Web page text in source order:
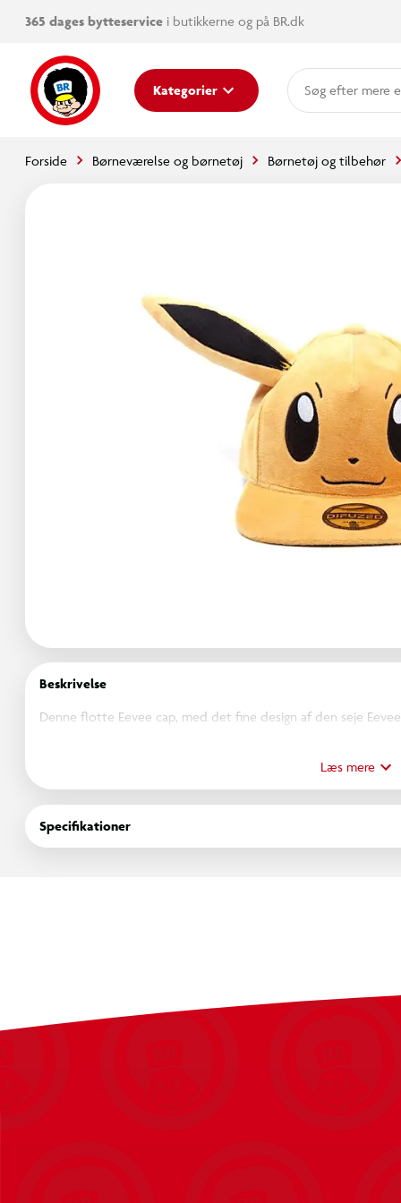
365 dages bytteservice i butikkerne og på BR.dk
Kategorier mere
Forside Børneværelse og børnetøj Børnetøj og tilbehør
Beskrivelse
Denne flotte Eevee cap, med det fine design af den seje
Læs mere
Specifikationer